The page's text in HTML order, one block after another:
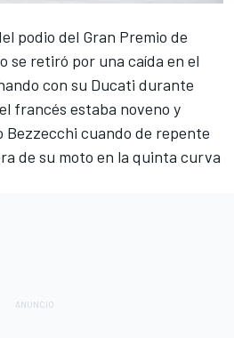
podio del Gran Premio de
se retiró por una caída en el
con su Ducati durante
francés estaba noveno y
Bezzecchi cuando de repente
de su moto en la quinta curva